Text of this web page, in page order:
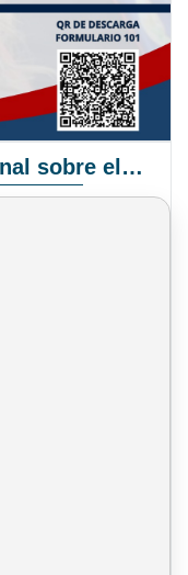
Pronunciamiento Institucional sobre el Proyecto de Ley N° 068/2025-2026 C.S.